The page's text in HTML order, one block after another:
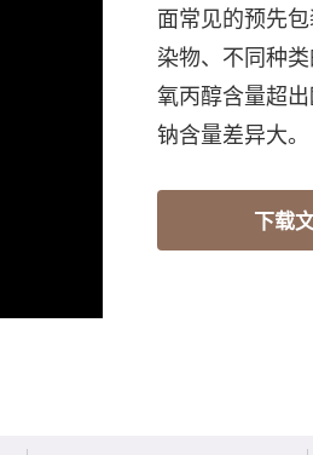
面常见的预先
染物、不同种
氧丙醇含量超
钠含量差异大。
下载